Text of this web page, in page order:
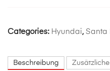
Categories: Hyundai, Santa
Beschreibung